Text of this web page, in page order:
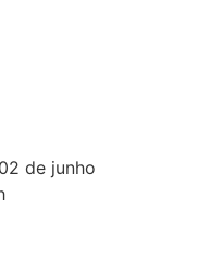
de junho